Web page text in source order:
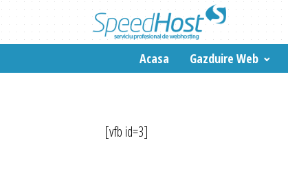
Acasa Gazduire Web
[vfb id=3]